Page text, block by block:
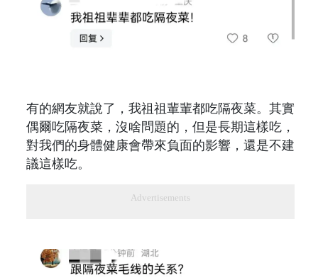
有的網友就說了，我祖祖輩輩都吃隔夜菜。其實
偶爾吃隔夜菜，沒啥問題的，但是長期這樣吃，
對我們的身體健康會帶來負面的影響，還是不建
議這樣吃。
Advertisements